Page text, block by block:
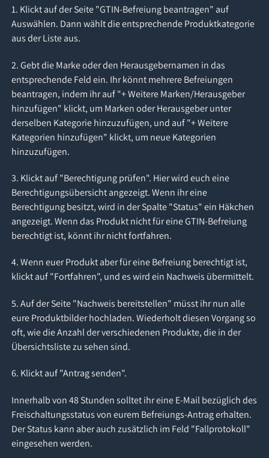
1. Klickt auf der Seite "GTIN-Befreiung beantragen" auf
Auswählen. Dann wählt die entsprechende Produktkategorie
aus der Liste aus.
2. Gebt die Marke oder den Herausgebernamen in das
entsprechende Feld ein. Ihr könnt mehrere Befreiungen
beantragen, indem ihr auf "+ Weitere Marken/Herausgeber
hinzufügen" klickt, um Marken oder Herausgeber unter
derselben Kategorie hinzuzufügen, und auf "+ Weitere
Kategorien hinzufügen" klickt, um neue Kategorien
hinzuzufügen.
3. Klickt auf "Berechtigung prüfen". Hier wird euch eine
Berechtigungsübersicht angezeigt. Wenn ihr eine
Berechtigung besitzt, wird in der Spalte "Status" ein Häkchen
angezeigt. Wenn das Produkt nicht für eine GTIN-Befreiung
berechtigt ist, könnt ihr nicht fortfahren.
4. Wenn euer Produkt aber für eine Befreiung berechtigt ist,
klickt auf "Fortfahren", und es wird ein Nachweis übermittelt.
5. Auf der Seite "Nachweis bereitstellen" müsst ihr nun alle
eure Produktbilder hochladen. Wiederholt diesen Vorgang so
oft, wie die Anzahl der verschiedenen Produkte, die in der
Übersichtsliste zu sehen sind.
6. Klickt auf "Antrag senden".
Innerhalb von 48 Stunden solltet ihr eine E-Mail bezüglich des
Freischaltungsstatus von eurem Befreiungs-Antrag erhalten.
Der Status kann aber auch zusätzlich im Feld "Fallprotokoll"
eingesehen werden.